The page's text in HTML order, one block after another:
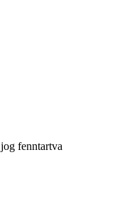
fenntartva